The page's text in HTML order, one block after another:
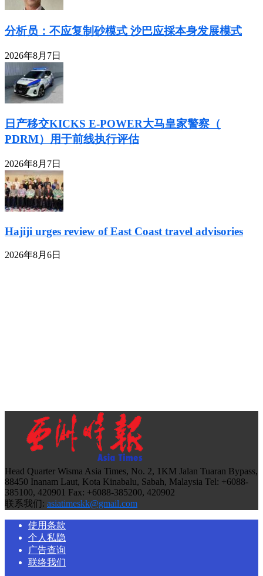
分析员：不应复制砂模式 沙巴应採本身发展模式
2026年8月7日
日产移交KICKS E-POWER大马皇家警察（
PDRM）用于前线执行评估
2026年8月7日
Hajiji urges review of East Coast travel advisories
2026年8月6日
Head Quarter Wisma Asia Times, No. 2, 1KM Jalan Tuaran Bypass,
88450 Inanam Laut, Kota Kinabalu, Sabah, Malaysia Tel: +6088-
385100, 420901 Fax: +6088-385200, 420902
联系我们: asiatimeskk@gmail.com
使用条款
个人私隐
广告查询
联络我们